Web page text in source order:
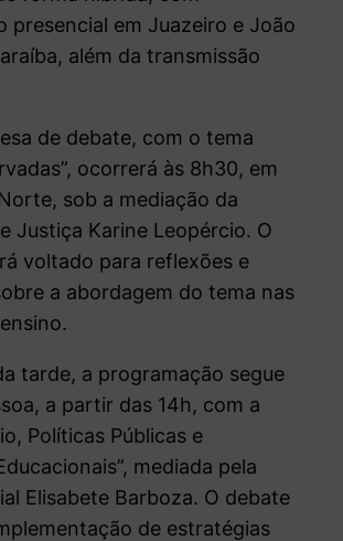
presencial em Juazeiro e João
além da transmissão
de debate, com o tema
ocorrerá às 8h30, em
sob a mediação da
Justiça Karine Leopércio. O
voltado para reflexões e
a abordagem do tema nas
tarde, a programação segue
a partir das 14h, com a
Políticas Públicas e
mediada pela
Elisabete Barboza. O debate
de estratégias